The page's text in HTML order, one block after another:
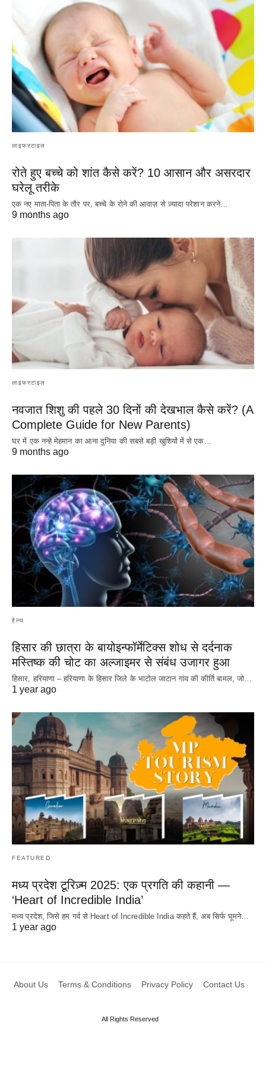
लाइफस्टाइल
रोते हुए बच्चे को शांत कैसे करें? 10 आसान और असरदार
घरेलू तरीके
एक नए माता-पिता के तौर पर, बच्चे के रोने की आवाज़ से ज़्यादा परेशान करने…
9 months ago
लाइफस्टाइल
नवजात शिशु की पहले 30 दिनों की देखभाल कैसे करें? (A
Complete Guide for New Parents)
घर में एक नन्हे मेहमान का आना दुनिया की सबसे बड़ी खुशियों में से एक…
9 months ago
हेल्थ
हिसार की छात्रा के बायोइन्फॉर्मेटिक्स शोध से दर्दनाक
मस्तिष्क की चोट का अल्जाइमर से संबंध उजागर हुआ
हिसार, हरियाणा – हरियाणा के हिसार जिले के भाटोल जाटान गांव की कीर्ति बामल, जो…
1 year ago
FEATURED
मध्य प्रदेश टूरिज़्म 2025: एक प्रगति की कहानी —
‘Heart of Incredible India’
मध्य प्रदेश, जिसे हम गर्व से Heart of Incredible India कहते हैं, अब सिर्फ घूमने…
1 year ago
About Us Terms & Conditions Privacy Policy Contact Us
All Rights Reserved